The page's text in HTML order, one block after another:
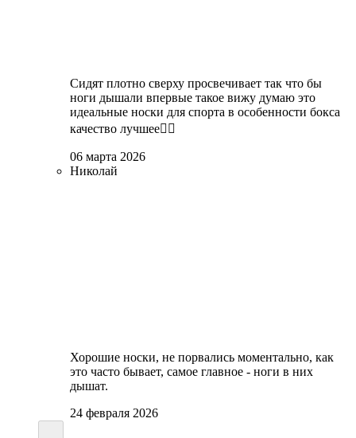
Сидят плотно сверху просвечивает так что бы
ноги дышали впервые такое вижу думаю это
идеальные носки для спорта в особенности бокса
качество лучшее👌🏻
06 марта 2026
Николай
Хорошие носки, не порвались моментально, как
это часто бывает, самое главное - ноги в них
дышат.
24 февраля 2026